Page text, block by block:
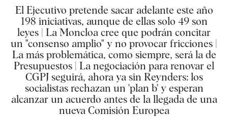
El Ejecutivo pretende sacar adelante este año
198 iniciativas, aunque de ellas solo 49 son
leyes | La Moncloa cree que podrán concitar
un "consenso amplio" y no provocar fricciones |
La más problemática, como siempre, será la de
Presupuestos | La negociación para renovar el
CGPJ seguirá, ahora ya sin Reynders: los
socialistas rechazan un 'plan b' y esperan
alcanzar un acuerdo antes de la llegada de una
nueva Comisión Europea